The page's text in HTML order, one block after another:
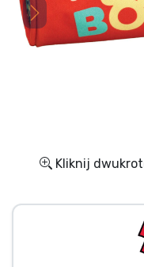
Kliknij
Wysyłka i
Wspaniałe
Rzeczy z
Rzeczy dla